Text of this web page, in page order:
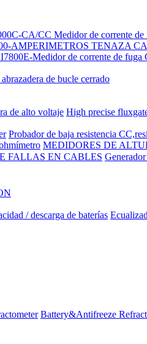
CA/CC Medidor de corrente de
AMPERIMETROS TENAZA CA
Medidor de corrente de fuga
de bucle cerrado
de alto voltaje High precise
Probador de baja resistencia
MEDIDORES DE
FALLAS EN CABLES
/ descarga de baterías
Battery&Antifreeze